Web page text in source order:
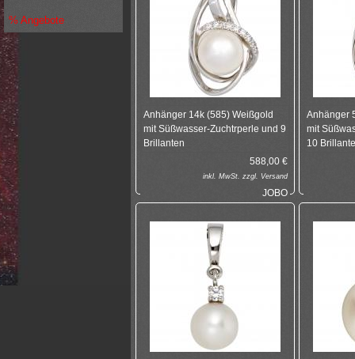
Anhänger 14k (585) Weißgold
mit Süßwasser-Zuchtrperle und 9
Brillanten
588,00 €
inkl. MwSt. zzgl. Versand
JOBO
Anhänger
mit
10
% Angebote